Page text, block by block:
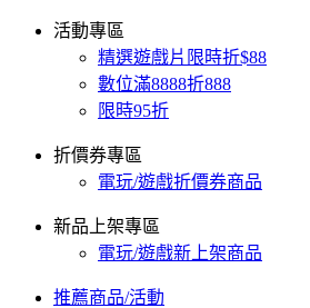
活動專區
精選遊戲片限時折$88
數位滿8888折888
限時95折
折價券專區
電玩/遊戲折價券商品
新品上架專區
電玩/遊戲新上架商品
推薦商品/活動